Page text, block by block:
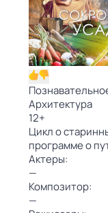
Архитектура
12+
Цикл о
программе о
Актеры:
—
Композитор:
—